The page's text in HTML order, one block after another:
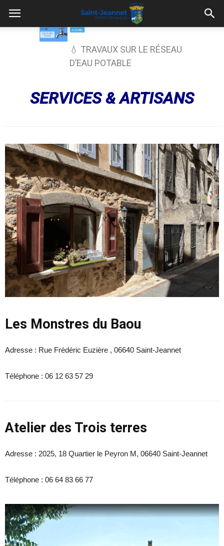
Agence mobile Ligne d’Azur
SERVICES & ARTISANS
Les Monstres du Baou
Adresse : Rue Frédéric Euzière , 06640 Saint-Jeannet
Téléphone : 06 12 63 57 29
Atelier des Trois terres
Adresse : 2025, 18 Quartier le Peyron M, 06640 Saint-Jeannet
Téléphone : 06 64 83 66 77